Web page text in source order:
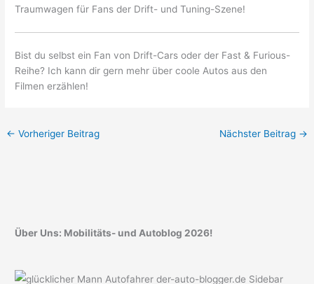
Traumwagen für Fans der Drift- und Tuning-Szene!
Bist du selbst ein Fan von Drift-Cars oder der Fast & Furious-
Reihe? Ich kann dir gern mehr über coole Autos aus den
Filmen erzählen!
← Vorheriger Beitrag Nächster Beitrag →
Über Uns: Mobilitäts- und Autoblog 2026!